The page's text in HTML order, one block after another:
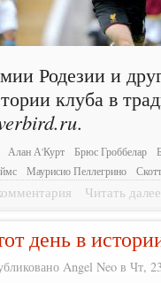
Родезии и
клуба в
.
Алан А'Курт Брюс Гроббелар
Маурисио Пеллегрино
Читать далее
день в
Angel Neo в Чт,